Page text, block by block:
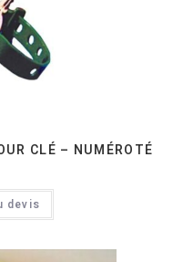
CLÉ – NUMÉROTÉ
devis